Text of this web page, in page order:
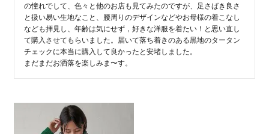
の憧れでして、色々と他のお店も見てみたのですが、足さばき良さ
と扱い易い生地なこと、腰周りのデザインなどやお母様の着こなし
なども拝見し、年齢は気にせず，好きな洋服を着たい！と思い直し
て購入させてもらいました。届いて落ち着きのある黒地のタータン
チェックに本当に購入して良かったと安堵しました。
まだまだお洒落を楽しみま〜す。